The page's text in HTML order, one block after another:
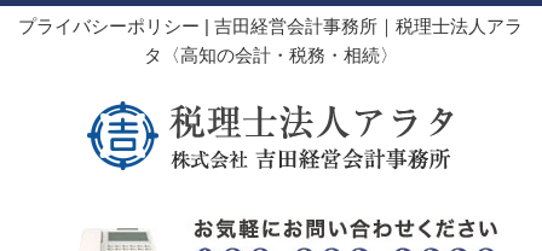
プライバシーポリシー | 吉田経営会計事務所｜税理士法人アラ
タ〈高知の会計・税務・相続〉